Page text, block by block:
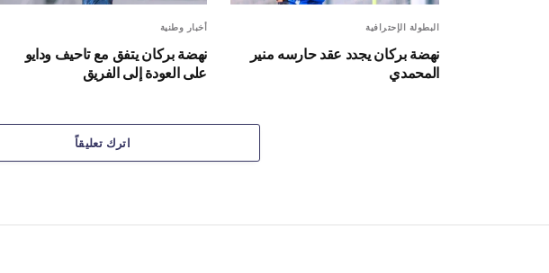
البطولة الإحترافية
نهضة بركان يجدد عقد حارسه منير
المحمدي
أخبار وطنية
نهضة بركان يتفق مع تاحيف ودايو
على العودة إلى الفريق
اترك تعليقاً